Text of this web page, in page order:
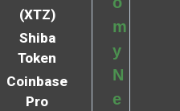
(XTZ)
Shiba
Token
Coinbase
Pro
m
y
N
e